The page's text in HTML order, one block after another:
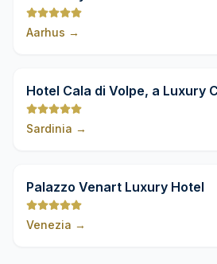
Aarhus →
Hotel Cala di Volpe, a Luxury
Costa Smeralda
Sardinia →
Palazzo Venart Luxury Hotel
Venezia →